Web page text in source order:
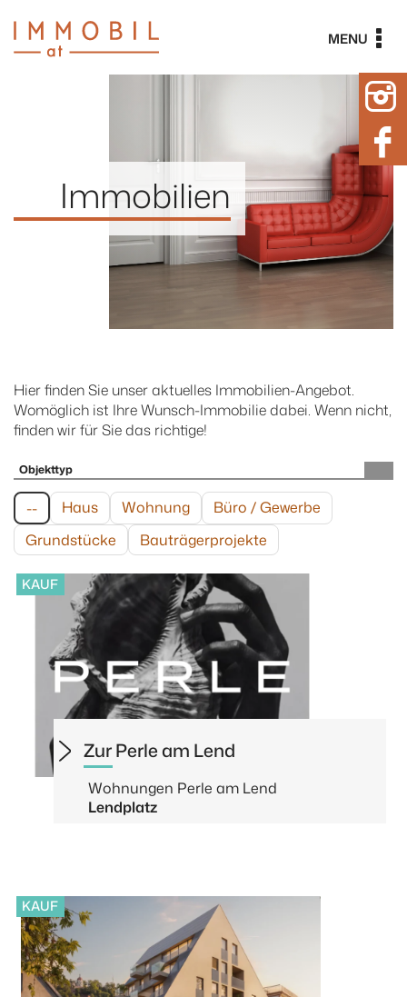
content
MENU
Immobilien
Hier finden Sie unser aktuelles Immobilien-Angebot.
Womöglich ist Ihre Wunsch-Immobilie dabei. Wenn nicht,
finden wir für Sie das richtige!
Objekttyp
-- Haus Wohnung
Büro / Gewerbe
Grundstücke
Bauträger­projekte
Zur Perle am Lend
Wohnungen Perle am Lend
Lendplatz
KAUF
KAUF